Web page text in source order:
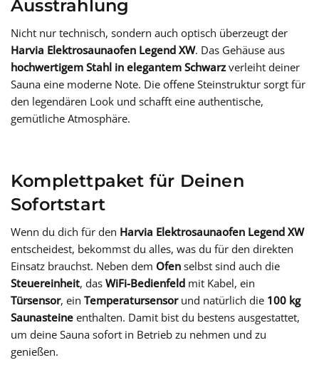
Ausstrahlung
Nicht nur technisch, sondern auch optisch überzeugt der
Harvia Elektrosaunaofen Legend XW. Das Gehäuse aus
hochwertigem Stahl in elegantem Schwarzverleiht deiner
Sauna eine moderne Note. Die offene Steinstruktur sorgt für
den legendären Look und schafft eine authentische,
gemütliche Atmosphäre.
Komplettpaket für Deinen
Sofortstart
Wenn du dich für den Harvia Elektrosaunaofen Legend XW
entscheidest, bekommst du alles, was du für den direkten
Einsatz brauchst. Neben dem Ofen selbst sind auch die
Steuereinheit, das WiFi-Bedienfeld mit Kabel, ein
Türsensor, ein Temperatursensorund natürlich die 100 kg
Saunasteine enthalten. Damit bist du bestens ausgestattet,
um deine Sauna sofort in Betrieb zu nehmen und zu
genießen.